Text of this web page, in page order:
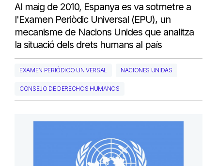
Al maig de 2010, Espanya es va sotmetre a
l'Examen Periòdic Universal (EPU), un
mecanisme de Nacions Unides que analitza
la situació dels drets humans al país
EXAMEN PERIÓDICO UNIVERSAL NACIONES UNIDAS
CONSEJO DE DERECHOS HUMANOS